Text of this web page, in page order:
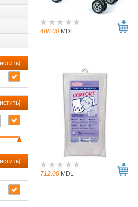
]
]
]
488.00 MDL
712.00 MDL